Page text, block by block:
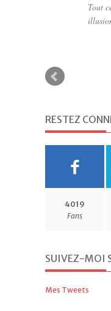
Tout
RESTEZ
4019
Fans
SUIVEZ-MOI
Mes Tweets